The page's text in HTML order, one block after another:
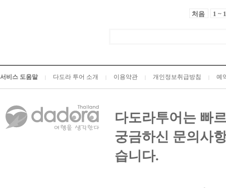
처음 1 ~
서비스 도움말 다도라 투어 소개 이용약관 개인정보취급방침 예
다도라투어는 빠
궁금하신 문의사
습니다.